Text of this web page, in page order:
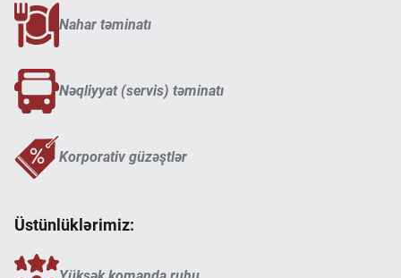
Nahar təminatı
Nəqliyyat (servis) təminatı
Korporativ güzəştlər
Üstünlüklərimiz: